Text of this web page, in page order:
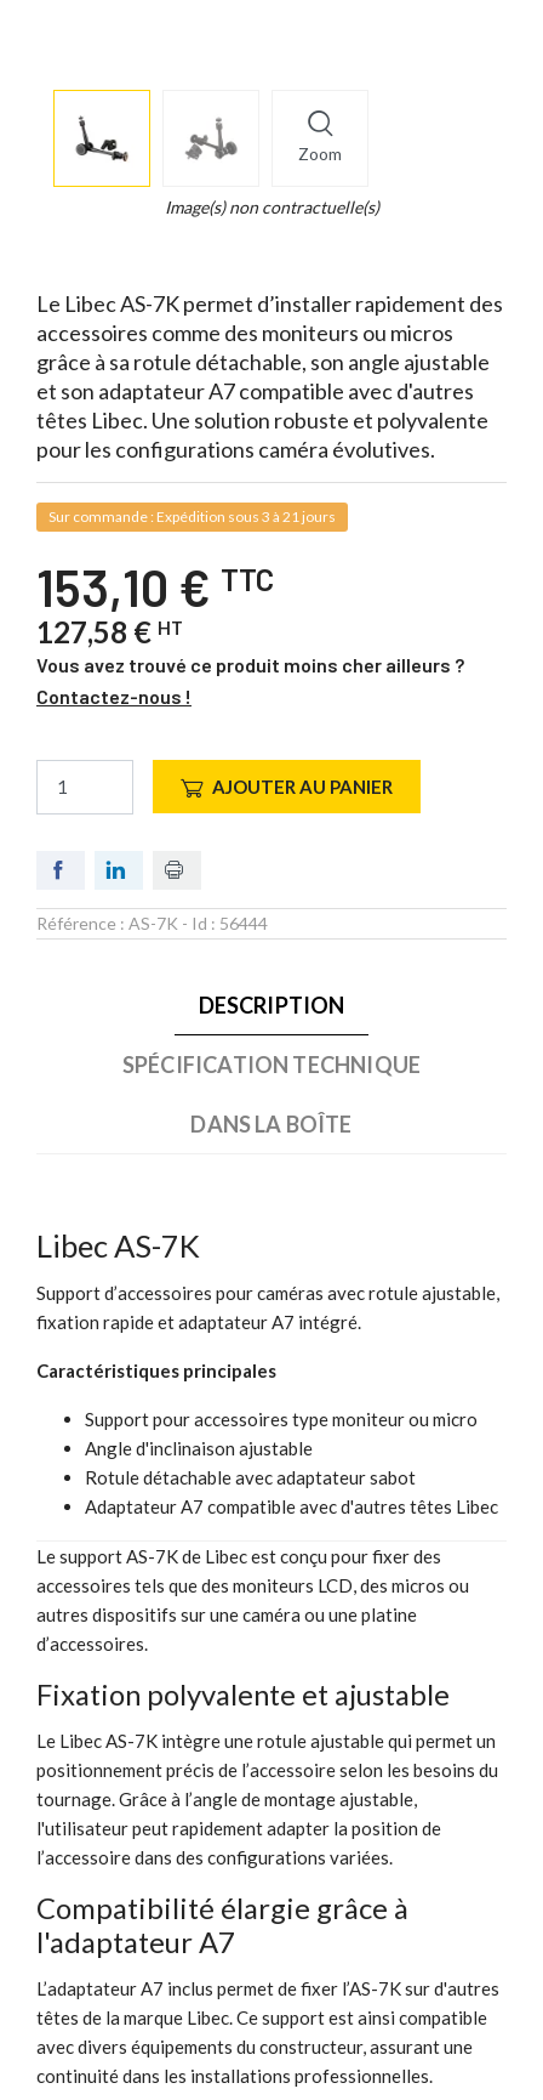
Zoom
info
Image(s) non contractuelle(s)
Le Libec AS-7K permet d’installer rapidement des
accessoires comme des moniteurs ou micros
grâce à sa rotule détachable, son angle ajustable
et son adaptateur A7 compatible avec d'autres
têtes Libec. Une solution robuste et polyvalente
pour les configurations caméra évolutives.
Sur commande : Expédition sous 3 à 21 jours
153,10 € TTC
127,58 € HT
Vous avez trouvé ce produit moins cher ailleurs ?
Contactez-nous !
AJOUTER AU PANIER
Référence : AS-7K - Id : 56444
DESCRIPTION
SPÉCIFICATION TECHNIQUE
DANS LA BOÎTE
Libec AS-7K
Support d’accessoires pour caméras avec rotule ajustable,
fixation rapide et adaptateur A7 intégré.
Caractéristiques principales
Support pour accessoires type moniteur ou micro
Angle d'inclinaison ajustable
Rotule détachable avec adaptateur sabot
Adaptateur A7 compatible avec d'autres têtes Libec
Le support AS-7K de Libec est conçu pour fixer des
accessoires tels que des moniteurs LCD, des micros ou
autres dispositifs sur une caméra ou une platine
d’accessoires.
Fixation polyvalente et ajustable
Le Libec AS-7K intègre une rotule ajustable qui permet un
positionnement précis de l’accessoire selon les besoins du
tournage. Grâce à l’angle de montage ajustable,
l'utilisateur peut rapidement adapter la position de
l’accessoire dans des configurations variées.
Compatibilité élargie grâce à
l'adaptateur A7
L’adaptateur A7 inclus permet de fixer l’AS-7K sur d'autres
têtes de la marque Libec. Ce support est ainsi compatible
avec divers équipements du constructeur, assurant une
continuité dans les installations professionnelles.